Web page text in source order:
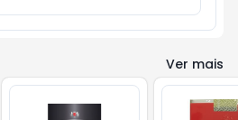
Ver mais